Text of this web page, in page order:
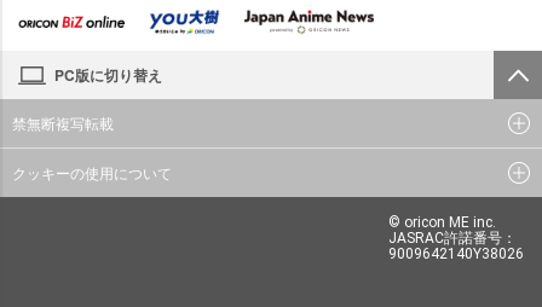
PC版に切り替え
禁無断複写転載
クッキーの使用について
© oricon ME inc.
JASRAC許諾番号：
9009642140Y38026